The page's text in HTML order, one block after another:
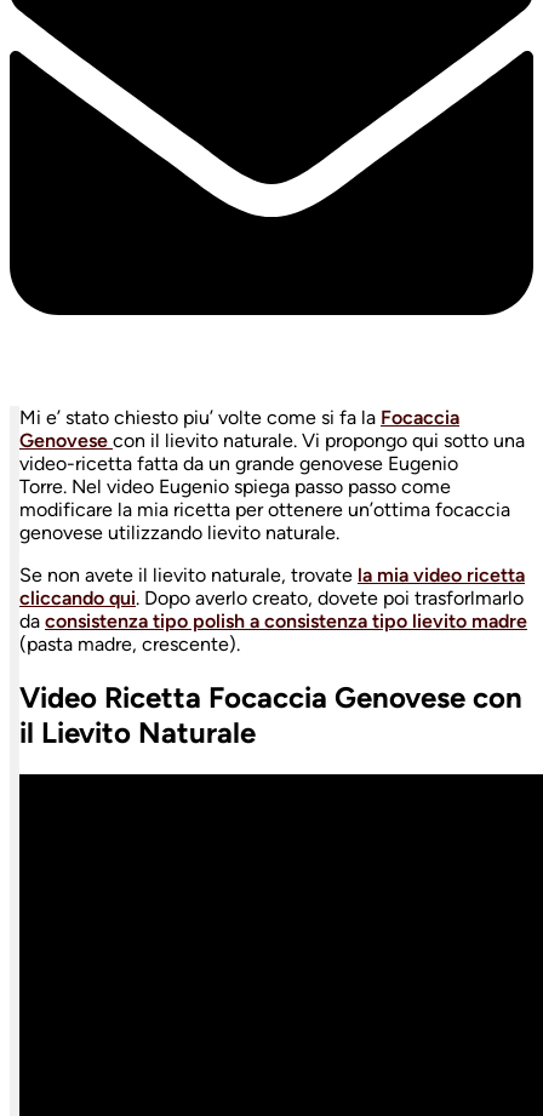
Mi e’ stato chiesto piu’ volte come si fa la Focaccia
Genovese con il lievito naturale. Vi propongo qui sotto una
video-ricetta fatta da un grande genovese Eugenio
Torre. Nel video Eugenio spiega passo passo come
modificare la mia ricetta per ottenere un’ottima focaccia
genovese utilizzando lievito naturale.
Se non avete il lievito naturale, trovate la mia video ricetta
cliccando qui. Dopo averlo creato, dovete poi trasforlmarlo
da consistenza tipo polish a consistenza tipo lievito madre
(pasta madre, crescente).
Video Ricetta Focaccia Genovese con
il Lievito Naturale